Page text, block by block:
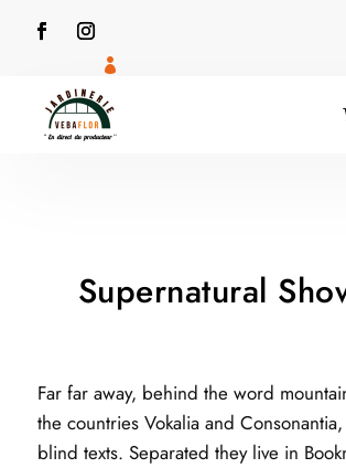

Supernatural
Far far away, behind the word
the countries Vokalia and
blind texts. Separated they live in